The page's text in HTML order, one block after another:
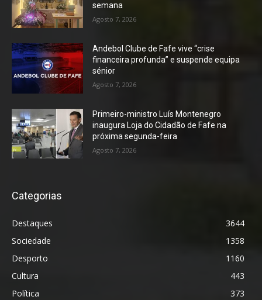
semana
Agosto 7, 2026
Andebol Clube de Fafe vive “crise
financeira profunda” e suspende equipa
sénior
Agosto 7, 2026
Primeiro-ministro Luís Montenegro
inaugura Loja do Cidadão de Fafe na
próxima segunda-feira
Agosto 7, 2026
Categorias
Destaques
3644
Sociedade
1358
Desporto
1160
Cultura
443
Política
373